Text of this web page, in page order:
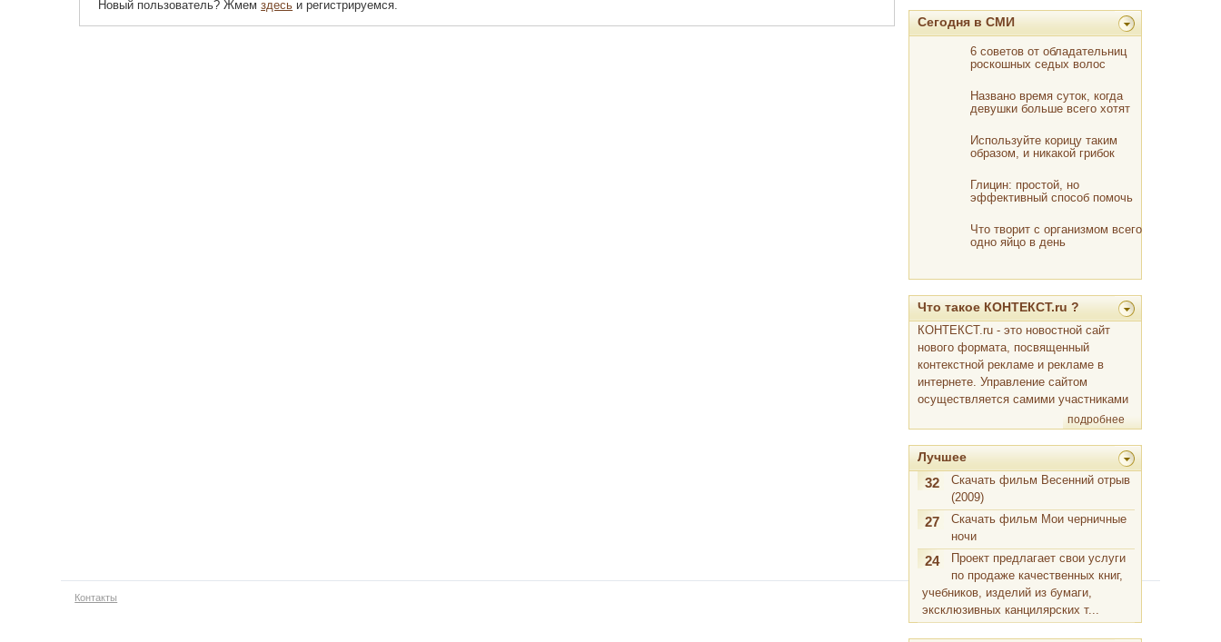
Новый пользователь? Жмемздесь и регистрируемся.
Сегодня в СМИ
6 советов от обладательниц
роскошных седых волос
Названо время суток, когда
девушки больше всего хотят
Используйте корицу таким
образом, и никакой грибок
выдержит этот гербицид
Глицин: простой, но
эффективный способ помочь
Что творит с организмом всего
одно яйцо в день
Что такое КОНТЕКСТ.ru ?
КОНТЕКСТ.ru - это новостной сайт
нового формата, посвященный
контекстной рекламе и рекламе в
интернете. Управление сайтом
осуществляется самими участниками
подробнее
Лучшее
32
Скачать фильм Весенний отрыв
(2009)
27
Скачать фильм Мои черничные
ночи
24
Проект предлагает свои услуги
по продаже качественных книг,
учебников, изделий из бумаги,
эксклюзивных канцилярских т...
Контакты